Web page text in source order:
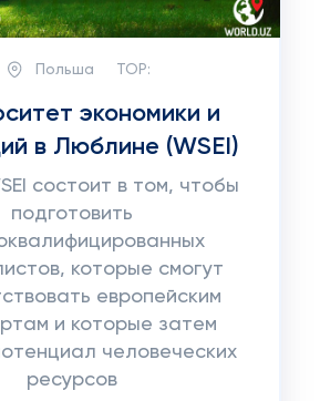
Польша TOP:
экономики и
в Люблине (WSEI)
состоит в том, чтобы
подготовить
которые смогут
европейским
и которые затем
человеческих
ресурсов